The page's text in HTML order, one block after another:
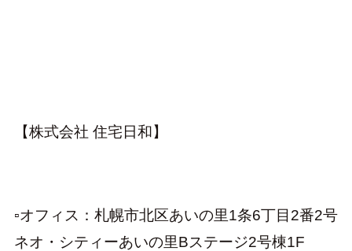
【株式会社 住宅日和】
▫オフィス：札幌市北区あいの里1条6丁目2番2号
ネオ・シティーあいの里Bステージ2号棟1F